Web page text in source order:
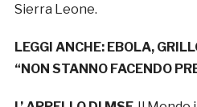
Sierra Leone.
LEGGI ANCHE: EBOLA,
“NON STANNO FACENDO